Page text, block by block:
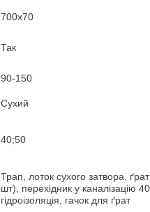
700х70
Так
90-150
Сухий
40;50
Трап, лоток сухого затвора,
шт), перехідник у каналізацію
гідроізоляція, гачок для ґрат